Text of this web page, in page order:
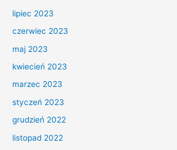
lipiec 2023
czerwiec 2023
maj 2023
kwiecień 2023
marzec 2023
styczeń 2023
grudzień 2022
listopad 2022